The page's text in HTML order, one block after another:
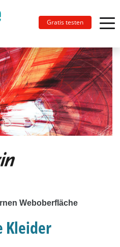
Gratis testen
Weboberfläche
Kleider